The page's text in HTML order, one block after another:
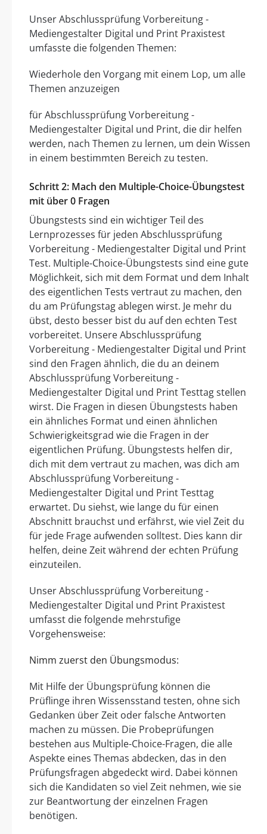
Unser Abschlussprüfung Vorbereitung -
Mediengestalter Digital und Print Praxistest
umfasste die folgenden Themen:
Wiederhole den Vorgang mit einem Lop, um alle
Themen anzuzeigen
für Abschlussprüfung Vorbereitung -
Mediengestalter Digital und Print, die dir helfen
werden, nach Themen zu lernen, um dein Wissen
in einem bestimmten Bereich zu testen.
Schritt 2: Mach den Multiple-Choice-Übungstest
mit über 0 Fragen
Übungstests sind ein wichtiger Teil des
Lernprozesses für jeden Abschlussprüfung
Vorbereitung - Mediengestalter Digital und Print
Test. Multiple-Choice-Übungstests sind eine gute
Möglichkeit, sich mit dem Format und dem Inhalt
des eigentlichen Tests vertraut zu machen, den
du am Prüfungstag ablegen wirst. Je mehr du
übst, desto besser bist du auf den echten Test
vorbereitet. Unsere Abschlussprüfung
Vorbereitung - Mediengestalter Digital und Print
sind den Fragen ähnlich, die du an deinem
Abschlussprüfung Vorbereitung -
Mediengestalter Digital und Print Testtag stellen
wirst. Die Fragen in diesen Übungstests haben
ein ähnliches Format und einen ähnlichen
Schwierigkeitsgrad wie die Fragen in der
eigentlichen Prüfung. Übungstests helfen dir,
dich mit dem vertraut zu machen, was dich am
Abschlussprüfung Vorbereitung -
Mediengestalter Digital und Print Testtag
erwartet. Du siehst, wie lange du für einen
Abschnitt brauchst und erfährst, wie viel Zeit du
für jede Frage aufwenden solltest. Dies kann dir
helfen, deine Zeit während der echten Prüfung
einzuteilen.
Unser Abschlussprüfung Vorbereitung -
Mediengestalter Digital und Print Praxistest
umfasst die folgende mehrstufige
Vorgehensweise:
Nimm zuerst den Übungsmodus:
Mit Hilfe der Übungsprüfung können die
Prüflinge ihren Wissensstand testen, ohne sich
Gedanken über Zeit oder falsche Antworten
machen zu müssen. Die Probeprüfungen
bestehen aus Multiple-Choice-Fragen, die alle
Aspekte eines Themas abdecken, das in den
Prüfungsfragen abgedeckt wird. Dabei können
sich die Kandidaten so viel Zeit nehmen, wie sie
zur Beantwortung der einzelnen Fragen
benötigen.